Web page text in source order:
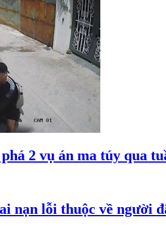
2 vụ án ma túy qua
nạn lỗi thuộc về người